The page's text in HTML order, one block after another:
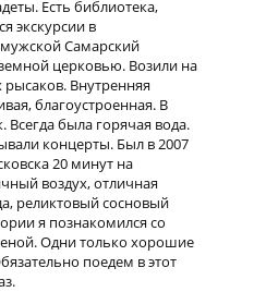
Есть библиотека,
экскурсии в
Самарский
церковью. Возили на
Внутренняя
благоустроенная. В
Всегда была горячая вода.
концерты. Был в 2007
20 минут на
воздух, отличная
реликтовый сосновый
я познакомился со
Одни только хорошие
поедем в этот